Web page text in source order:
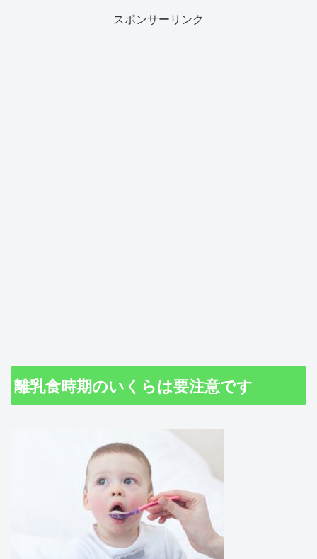
スポンサーリンク
離乳食時期のいくらは要注意です